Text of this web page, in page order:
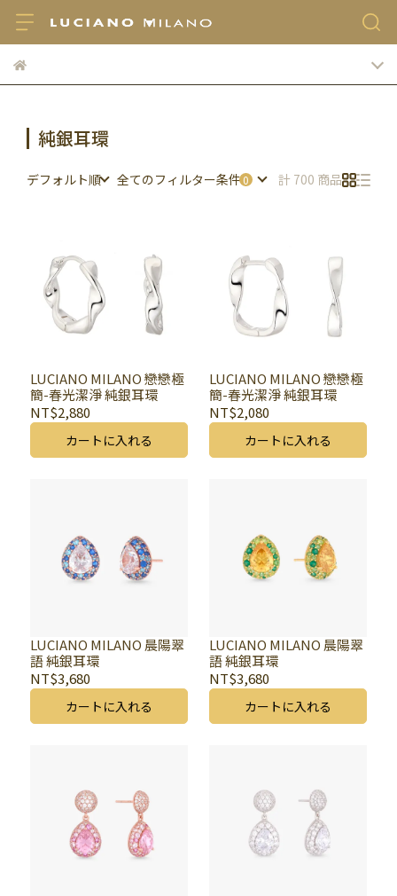
純銀耳環
デフォルト順 全てのフィルター条件 計 700 商品
LUCIANO MILANO 戀戀極
簡-春光潔淨 純銀耳環
NT$2,880
カートに入れる
LUCIANO MILANO 戀戀極
簡-春光潔淨 純銀耳環
NT$2,080
カートに入れる
LUCIANO MILANO 晨陽翠
語 純銀耳環
NT$3,680
カートに入れる
LUCIANO MILANO 晨陽翠
語 純銀耳環
NT$3,680
カートに入れる